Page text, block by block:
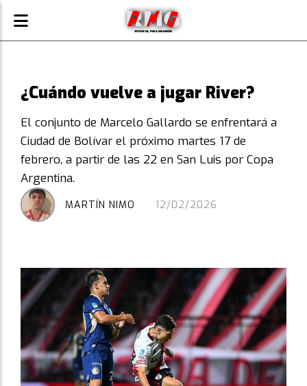
¿Cuándo vuelve a jugar River?
El conjunto de Marcelo Gallardo se enfrentará a
Ciudad de Bolívar el próximo martes 17 de
febrero, a partir de las 22 en San Luis por Copa
Argentina.
12/02/2026
MARTÍN NIMO